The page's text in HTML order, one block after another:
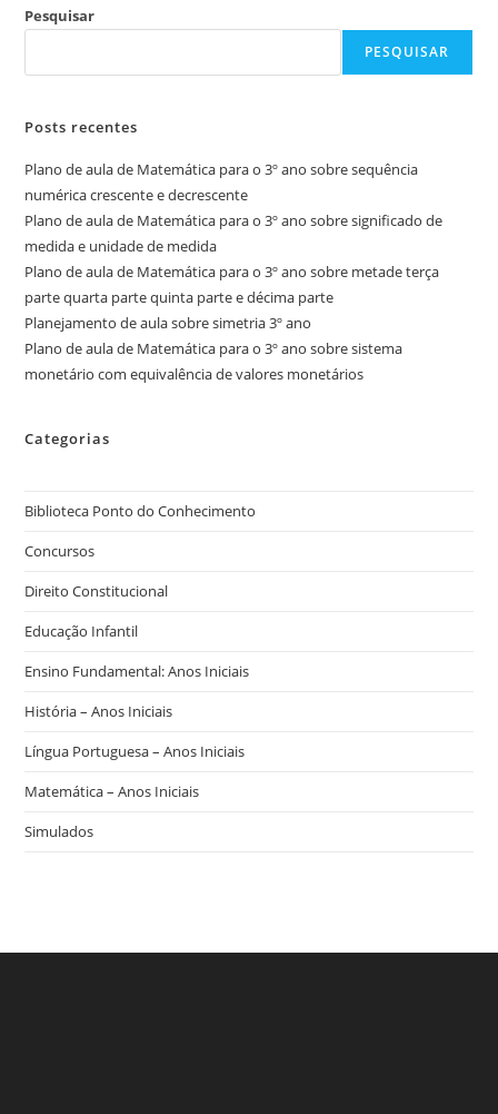
Pesquisar
PESQUISAR
Posts recentes
Plano de aula de Matemática para o 3º ano sobre sequência
numérica crescente e decrescente
Plano de aula de Matemática para o 3º ano sobre significado de
medida e unidade de medida
Plano de aula de Matemática para o 3º ano sobre metade terça
parte quarta parte quinta parte e décima parte
Planejamento de aula sobre simetria 3º ano
Plano de aula de Matemática para o 3º ano sobre sistema
monetário com equivalência de valores monetários
Categorias
Biblioteca Ponto do Conhecimento
Concursos
Direito Constitucional
Educação Infantil
Ensino Fundamental: Anos Iniciais
História – Anos Iniciais
Língua Portuguesa – Anos Iniciais
Matemática – Anos Iniciais
Simulados